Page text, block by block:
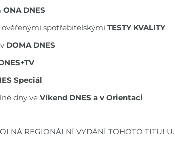
ONA DNES
spotřebitelskými TESTY KVALITY
DOMA DNES
Speciál
dny ve Víkend DNES a v Orientaci
REGIONÁLNÍ VYDÁNÍ TOHOTO TITULU.